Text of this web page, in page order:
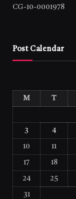
CG-10-0001978
Post Calendar
M T
3 4
10 11
17 18
24 25
31